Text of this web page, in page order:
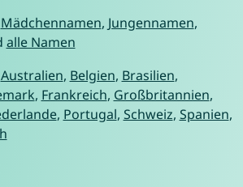
Mädchennamen, Jungennamen,
alle Namen
Australien, Belgien, Brasilien,
, Frankreich, Großbritannien,
, Portugal, Schweiz, Spanien,